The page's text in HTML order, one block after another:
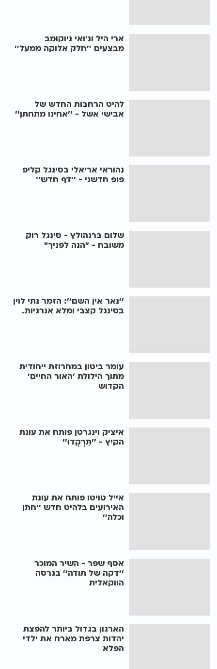
ארי היל וג’ואי ניוקומב
מבצעים ’’חלק אלוקה ממעל’’
להיט הרחבות החדש של
אבישי אשל - ’’אחינו מתחתן’’
נהוראי אריאלי בסינגל קליפ
פופ חדשני - ’’דף חדש’’
שלום ברנהולץ - סינגל רוק
משובח - "הנה לפניך"
’’נאר אין השם’’: הזמר נתי לוין
בסינגל קצבי ומלא אנרגיות.
עומר ביטון במחרוזת ייחודית
מתוך הילולת ’האור החיים’
הקדוש
איציק וינגרטן פותח את עונת
הקיץ - ’’תִּרְקְדוּ’’
אייל טויטו פותח את עונת
האירועים בלהיט חדש ’’חתן
וכלה’’
אסף שפר - השיר המוכר
’’דקה של תודה’’ בגרסה
הווקאלית
הארגון בגדול ביותר להפצת
יהדות צרפת מארח את ילדי
הפלא